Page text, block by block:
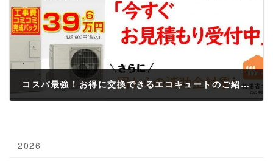
コスパ最強！お得に交換できるエコキュートのご紹介♪/白河市などのリフォームはおまかせ！
2026